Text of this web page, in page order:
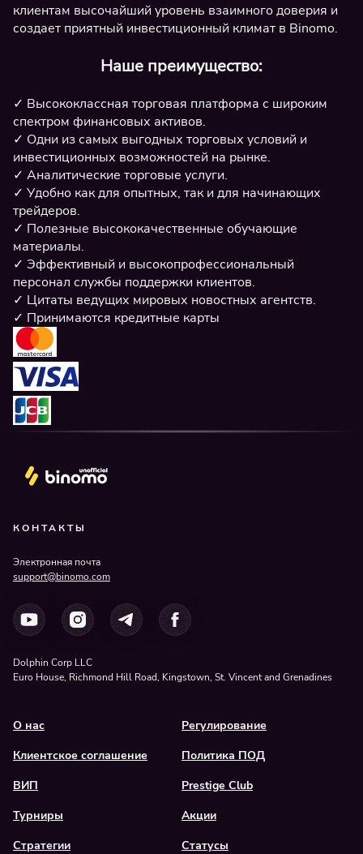
клиентам высочайший уровень взаимного доверия и
создает приятный инвестиционный климат в Binomo.
Наше преимущество:
Высококлассная торговая платформа с широким
спектром финансовых активов.
Одни из самых выгодных торговых условий и
инвестиционных возможностей на рынке.
Аналитические торговые услуги.
Удобно как для опытных, так и для начинающих
трейдеров.
Полезные высококачественные обучающие
материалы.
Эффективный и высокопрофессиональный
персонал службы поддержки клиентов.
Цитаты ведущих мировых новостных агентств.
Принимаются кредитные карты
КОНТАКТЫ
Электронная почта
support@binomo.com
Dolphin Corp LLC
Euro House, Richmond Hill Road, Kingstown, St. Vincent and Grenadines
О нас
Регулирование
Клиентское соглашение
Политика ПОД
ВИП
Prestige Club
Турниры
Акции
Стратегии
Статусы